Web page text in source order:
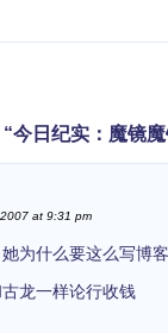
今日纪实：魔镜魔
at 9:31 pm
为什么要这么写博客
龙一样论行收钱